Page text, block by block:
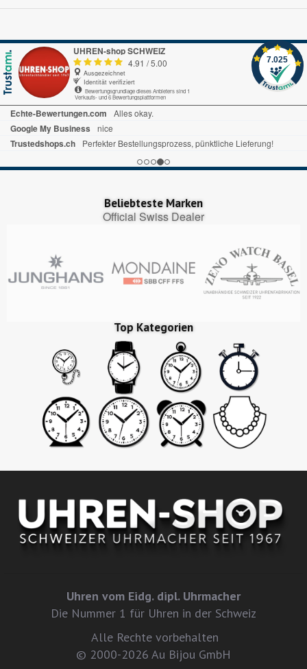
UHREN-shop SCHWEIZ
4.91 /5.00
Ausgezeichnet
Identität verifiziert
Bewertungsgrundlage dieses Anbieters sind 1
Verkaufs- und 6 Bewertungsplattformen
7.025
Echte-Bewertungen.com Alles okay.
Google My Business nice
Trustedshops.ch Perfekter Bestellungsprozess, pünktliche Lieferung!
Beliebteste Marken
Official Swiss Dealer
Top Kategorien
Uhren vom Eidg. dipl. Uhrmacher
Die Nummer 1 für Uhren in der Schweiz
Alle Rechte vorbehalten
© 2000-2026 Au Bijou GmbH